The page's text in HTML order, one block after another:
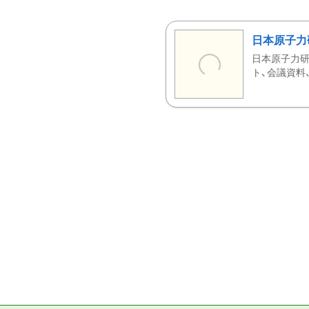
日本原子
日本原子力
ト、会議資